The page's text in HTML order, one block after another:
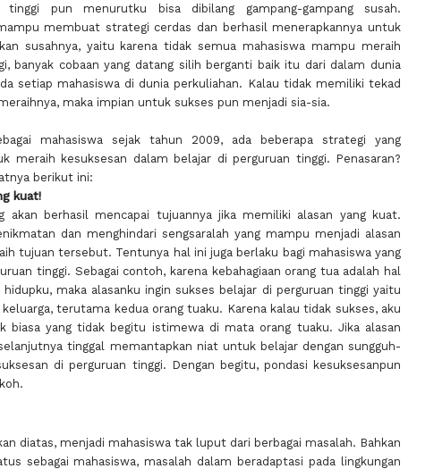
pun menurutku bisa dibilang gampang-gampang susah.
membuat strategi cerdas dan berhasil menerapkannya untuk
susahnya, yaitu karena tidak semua mahasiswa mampu meraih
banyak cobaan yang datang silih berganti baik itu dari dalam dunia
setiap mahasiswa di dunia perkuliahan. Kalau tidak memiliki tekad
maka impian untuk sukses pun menjadi sia-sia.
mahasiswa sejak tahun 2009, ada beberapa strategi yang
meraih kesuksesan dalam belajar di perguruan tinggi. Penasaran?
berikut ini:
kuat!
akan berhasil mencapai tujuannya jika memiliki alasan yang kuat.
dan menghindari sengsaralah yang mampu menjadi alasan
tujuan tersebut. Tentunya hal ini juga berlaku bagi mahasiswa yang
tinggi. Sebagai contoh, karena kebahagiaan orang tua adalah hal
maka alasanku ingin sukses belajar di perguruan tinggi yaitu
terutama kedua orang tuaku. Karena kalau tidak sukses, aku
biasa yang tidak begitu istimewa di mata orang tuaku. Jika alasan
tinggal memantapkan niat untuk belajar dengan sungguh-
di perguruan tinggi. Dengan begitu, pondasi kesuksesanpun
diatas, menjadi mahasiswa tak luput dari berbagai masalah. Bahkan
sebagai mahasiswa, masalah dalam beradaptasi pada lingkungan